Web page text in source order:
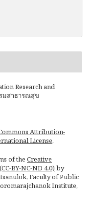
Research and
มสาธารณสุข
Attribution-
License.
of the Creative
BY-NC-ND 4.0) by
Faculty of Public
Institute,